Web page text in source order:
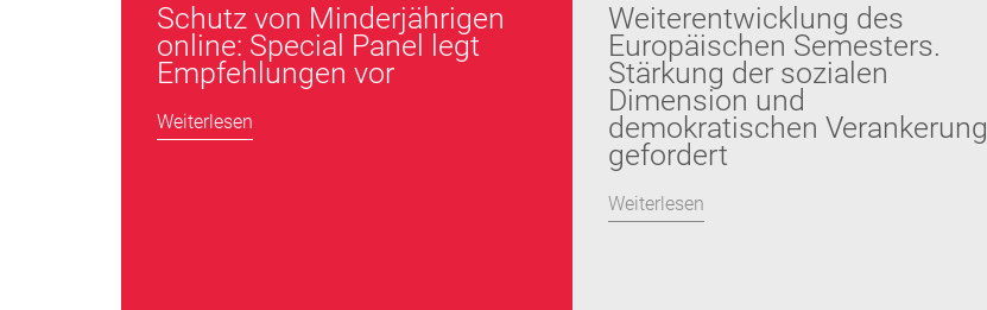
Schutz von Minderjährigen
online: Special Panel legt
Empfehlungen vor
Weiterlesen
Weiterentwicklung des
Europäischen Semesters.
Stärkung der sozialen
Dimension und
demokratischen Verankerung
gefordert
Weiterlesen